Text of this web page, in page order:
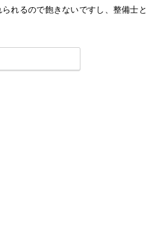
れるので飽きないですし、整備士と